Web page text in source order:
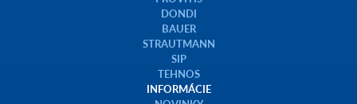
PROVITIS
DONDI
BAUER
STRAUTMANN
SIP
TEHNOS